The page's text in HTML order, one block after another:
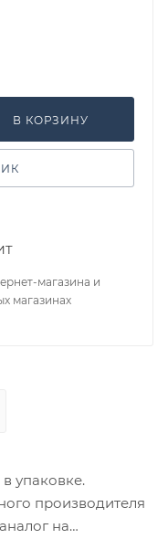
В КОРЗИНУ
магазина и
магазинах
упаковке.
производителя
на